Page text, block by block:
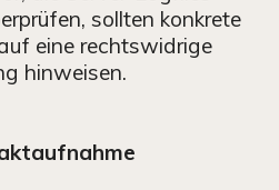
sollten konkrete
eine rechtswidrige
hinweisen.